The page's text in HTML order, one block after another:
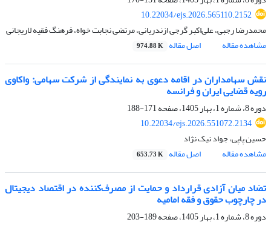
10.22034/ejs.2026.565110.2152
محمدرضا رجبی، علی‌اکبر گرجی ازندریانی، مرتضی نجابت خواه، فرهنگ فقیه لاریجانی
مشاهده مقاله
اصل مقاله 974.88 K
نقش سهامداران در اقامه دعوی به نمایندگی از شرکت سهامی: واکاوی
رویه قضایی ایران و فرانسه
دوره 8، شماره 1، بهار 1405، صفحه
171-188
10.22034/ejs.2026.551072.2134
حسین پاپی، جواد نیک نژاد
مشاهده مقاله
اصل مقاله 653.73 K
تضاد میان آزادی قرارداد و حمایت از مصرف‌کننده در اقتصاد دیجیتال
در چارچوب حقوق و فقه امامیه
دوره 8، شماره 1، بهار 1405، صفحه
189-203